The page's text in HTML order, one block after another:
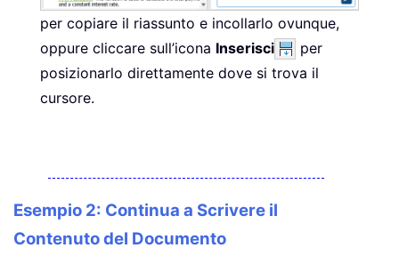
per copiare il riassunto e incollarlo ovunque,
oppure cliccare sull’icona Inserisci
per
posizionarlo direttamente dove si trova il
cursore.
Esempio 2: Continua a Scrivere il
Contenuto del Documento